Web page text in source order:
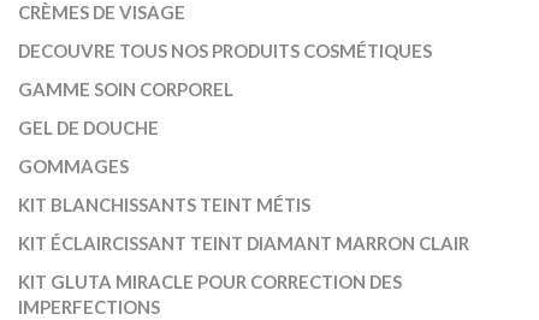
CRÈMES DE VISAGE
DECOUVRE TOUS NOS PRODUITS COSMÉTIQUES
GAMME SOIN CORPOREL
GEL DE DOUCHE
GOMMAGES
KIT BLANCHISSANTS TEINT MÉTIS
KIT ÉCLAIRCISSANT TEINT DIAMANT MARRON CLAIR
KIT GLUTA MIRACLE POUR CORRECTION DES
IMPERFECTIONS